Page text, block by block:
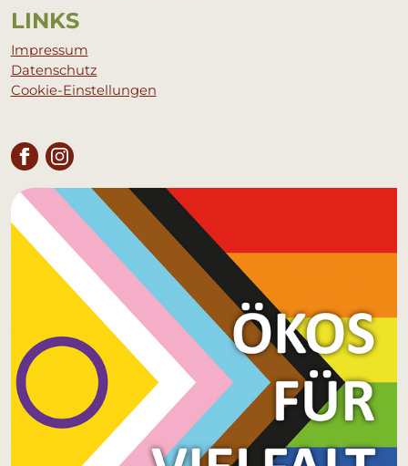
LINKS
Impressum
Datenschutz
Cookie-Einstellungen
FACEBOOKINSTAGRAM